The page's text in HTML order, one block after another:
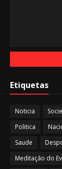
Etiquetas
Noticia
Politica
Saude
Meditação do